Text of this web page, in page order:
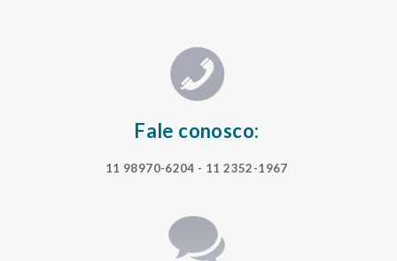
Fale conosco:
11 98970-6204 - 11 2352-1967